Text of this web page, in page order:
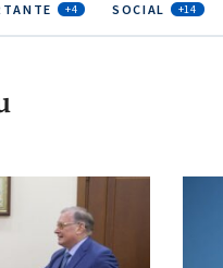
+4 SOCIAL +14